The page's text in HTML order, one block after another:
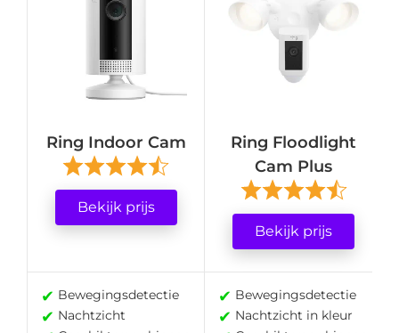
Ring Indoor Cam
Bekijk prijs
✔ Bewegingsdetectie
✔ Nachtzicht
Ring Floodlight
Cam Plus
Bekijk prijs
✔ Bewegingsdetectie
✔ Nachtzicht in kleur